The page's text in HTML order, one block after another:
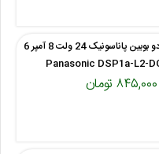
رله مخابراتی لچ دو بوبین پاناسونیک 24 ولت 8 آمپر 6
۸۴۵,۰۰۰ تومان